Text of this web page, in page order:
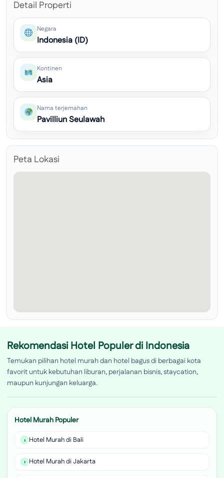
Detail Properti
Negara
Indonesia (ID)
Kontinen
Asia
Nama terjemahan
Pavilliun Seulawah
Peta Lokasi
Rekomendasi Hotel Populer di Indonesia
Temukan pilihan hotel murah dan hotel bagus di berbagai kota
favorit untuk kebutuhan liburan, perjalanan bisnis, staycation,
maupun kunjungan keluarga.
Hotel Murah Populer
Hotel Murah di Bali
Hotel Murah di Jakarta